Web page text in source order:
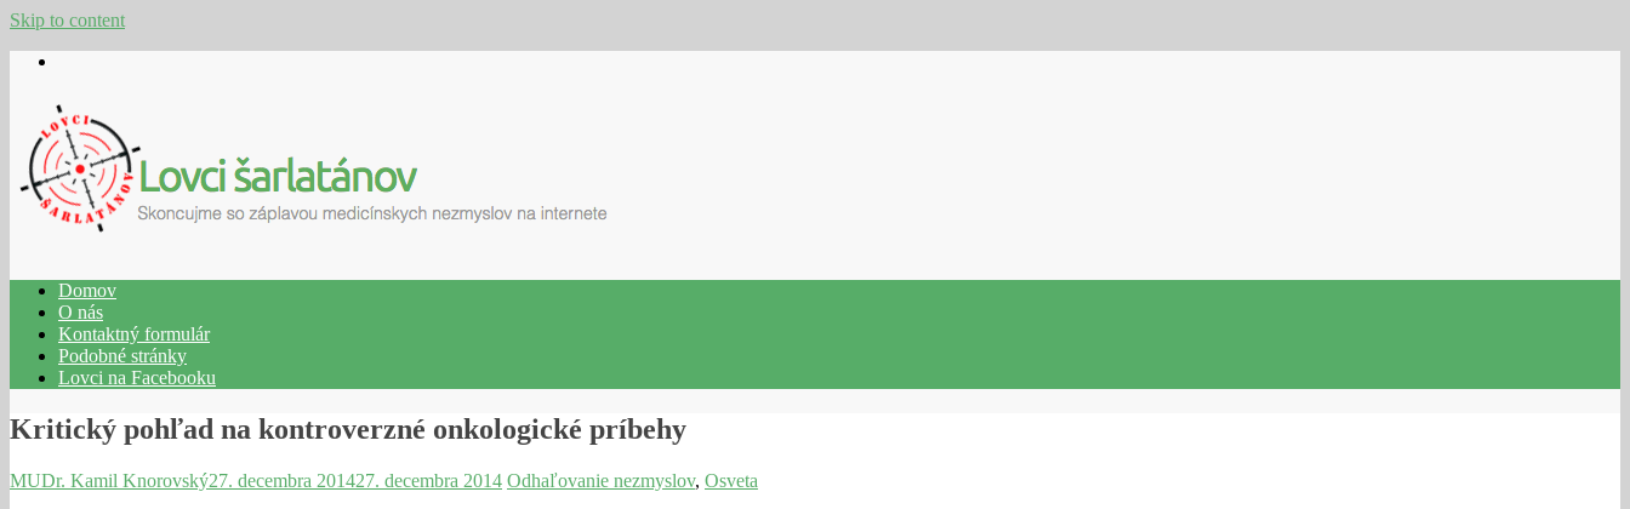
Skip to content
Domov
O nás
Kontaktný formulár
Podobné stránky
Lovci na Facebooku
Kritický pohľad na kontroverzné onkologické príbehy
MUDr. Kamil Knorovský27. decembra 201427. decembra 2014 Odhaľovanie nezmyslov, Osveta